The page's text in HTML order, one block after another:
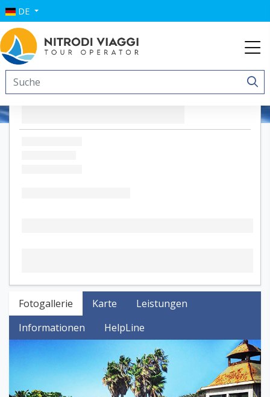
DE
Fotogallerie Karte
Leistungen
Informationen
HelpLine